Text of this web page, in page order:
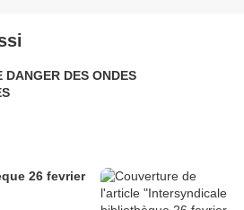
DANGER DES ONDES
26 fevrier